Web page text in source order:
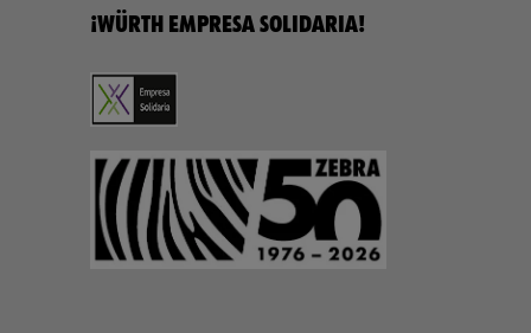
¡WÜRTH EMPRESA SOLIDARIA!